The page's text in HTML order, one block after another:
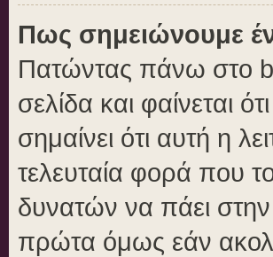
Πως σημειώνουμε
Πατώντας πάνω στο
σελίδα και φαίνεται
σημαίνει ότι αυτή η
τελευταία φορά που
δυνατών να πάει
πρώτα όμως εάν